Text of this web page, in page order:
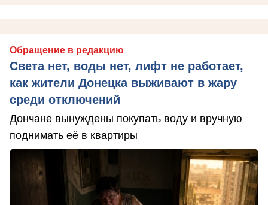
Обращение в редакцию
Света нет, воды нет, лифт не работает,
как жители Донецка выживают в жару
среди отключений
Дончане вынуждены покупать воду и вручную
поднимать её в квартиры